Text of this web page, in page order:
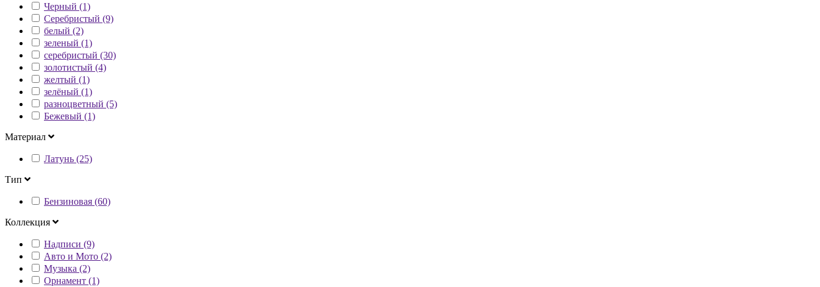
Черный (1)
Серебристый (9)
белый (2)
зеленый (1)
серебристый (30)
золотистый (4)
желтый (1)
зелёный (1)
разноцветный (5)
Бежевый (1)
Материал
Латунь (25)
Тип
Бензиновая (60)
Коллекция
Надписи (9)
Авто и Мото (2)
Музыка (2)
Орнамент (1)